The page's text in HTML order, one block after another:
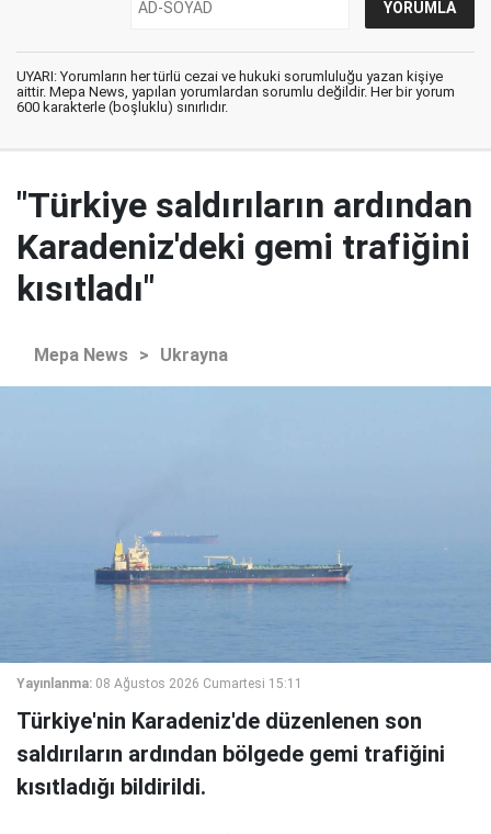
UYARI: Yorumların her türlü cezai ve hukuki sorumluluğu yazan kişiye
aittir. Mepa News, yapılan yorumlardan sorumlu değildir. Her bir yorum
600 karakterle (boşluklu) sınırlıdır.
"Türkiye saldırıların ardından
Karadeniz'deki gemi trafiğini
kısıtladı"
Mepa News > Ukrayna
Yayınlanma: 08 Ağustos 2026 Cumartesi 15:11
Türkiye'nin Karadeniz'de düzenlenen son
saldırıların ardından bölgede gemi trafiğini
kısıtladığı bildirildi.